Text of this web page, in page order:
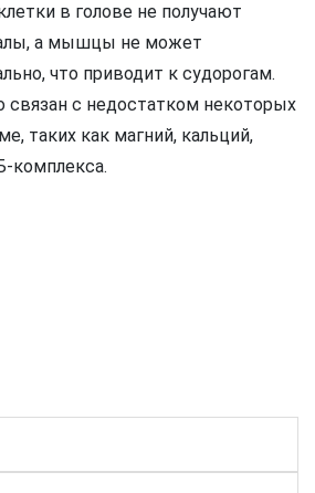
в голове не получают
а мышцы не может
что приводит к судорогам.
связан с недостатком некоторых
таких как магний, кальций,
комплекса.